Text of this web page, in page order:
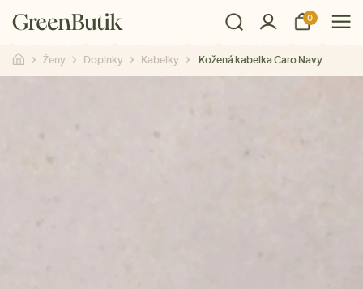
0
Ženy Doplnky Kabelky Kožená kabelka Caro Navy